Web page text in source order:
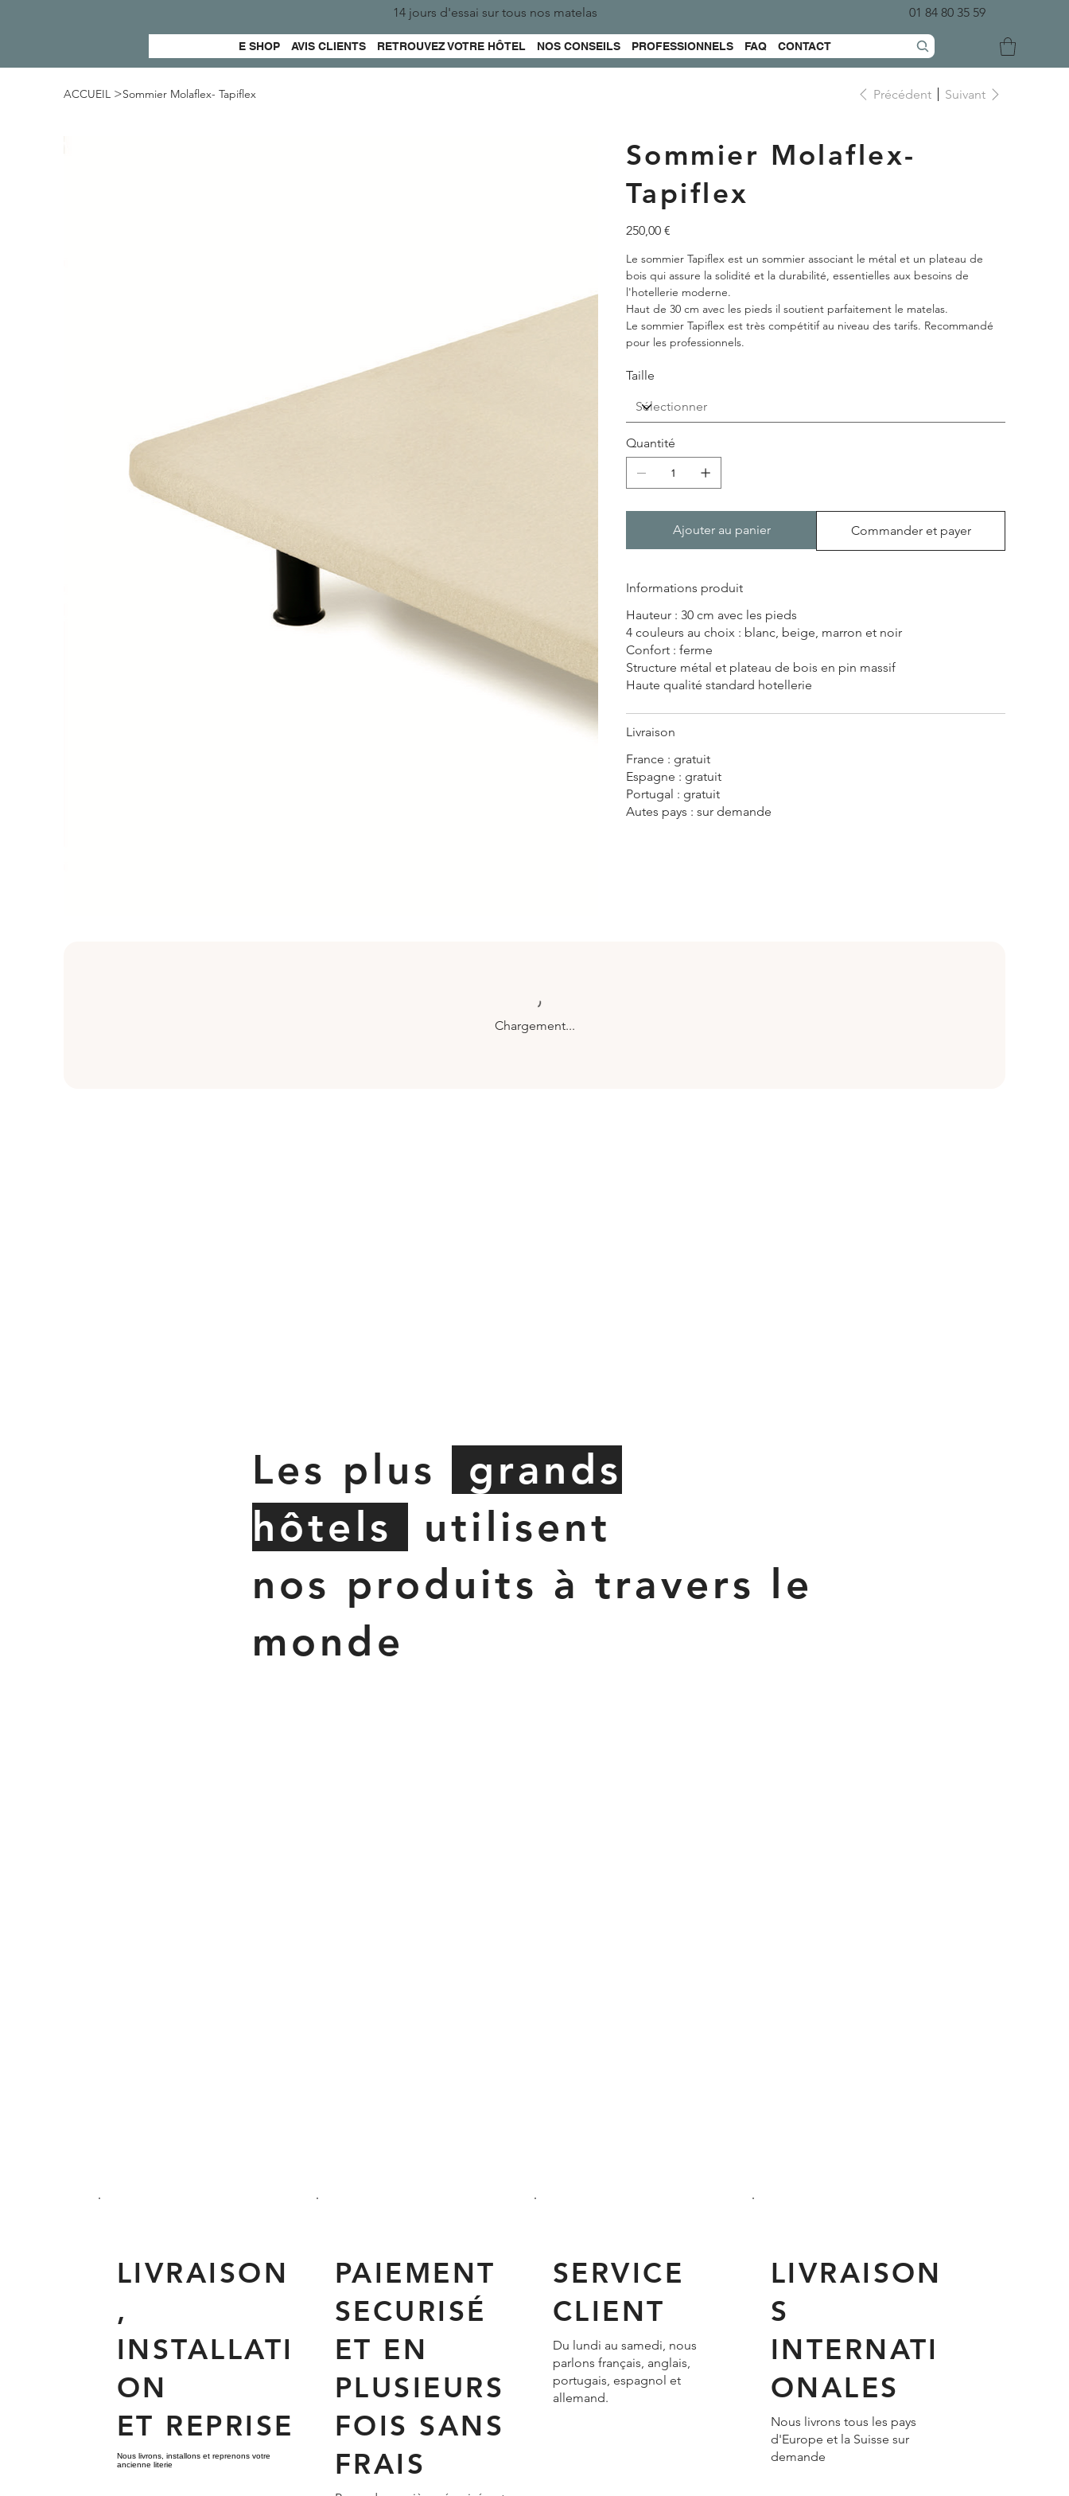
E SHOP AVIS CLIENTS RETROUVEZ VOTRE HÔTEL NOS CONSEILS PROFESSIONNELS FAQ CONTACT
14 jours d'essai sur tous nos matelas 01 84 80 35 59
ACCUEIL >Sommier Molaflex- Tapiflex Précédent Suivant
Sommier Molaflex-
Tapiflex
Prix
250,00 €
Le sommier Tapiflex est un sommier associant le métal et un plateau de
bois qui assure la solidité et la durabilité, essentielles aux besoins de
l'hotellerie moderne.
Haut de 30 cm avec les pieds il soutient parfaitement le matelas.
Le sommier Tapiflex est très compétitif au niveau des tarifs. Recommandé
pour les professionnels.
Taille
Quantité
Ajouter au panier Commander et payer
Informations produit
Hauteur : 30 cm avec les pieds
4 couleurs au choix : blanc, beige, marron et noir
Confort : ferme
Structure métal et plateau de bois en pin massif
Haute qualité standard hotellerie
Livraison
France : gratuit
Espagne : gratuit
Portugal : gratuit
Autes pays : sur demande
Chargement...
Les plus
grands
hôtels
utilisent
nos produits à travers le
monde
LIVRAISON
,
INSTALLATI
ON
ET REPRISE
Nous livrons, installons et reprenons votre
ancienne literie
PAIEMENT
SECURISÉ
ET EN
PLUSIEURS
FOIS SANS
FRAIS
SERVICE
CLIENT
Du lundi au samedi, nous
parlons français, anglais,
portugais, espagnol et
allemand.
LIVRAISON
S
INTERNATI
ONALES
Nous livrons tous les pays
d'Europe et la Suisse sur
demande